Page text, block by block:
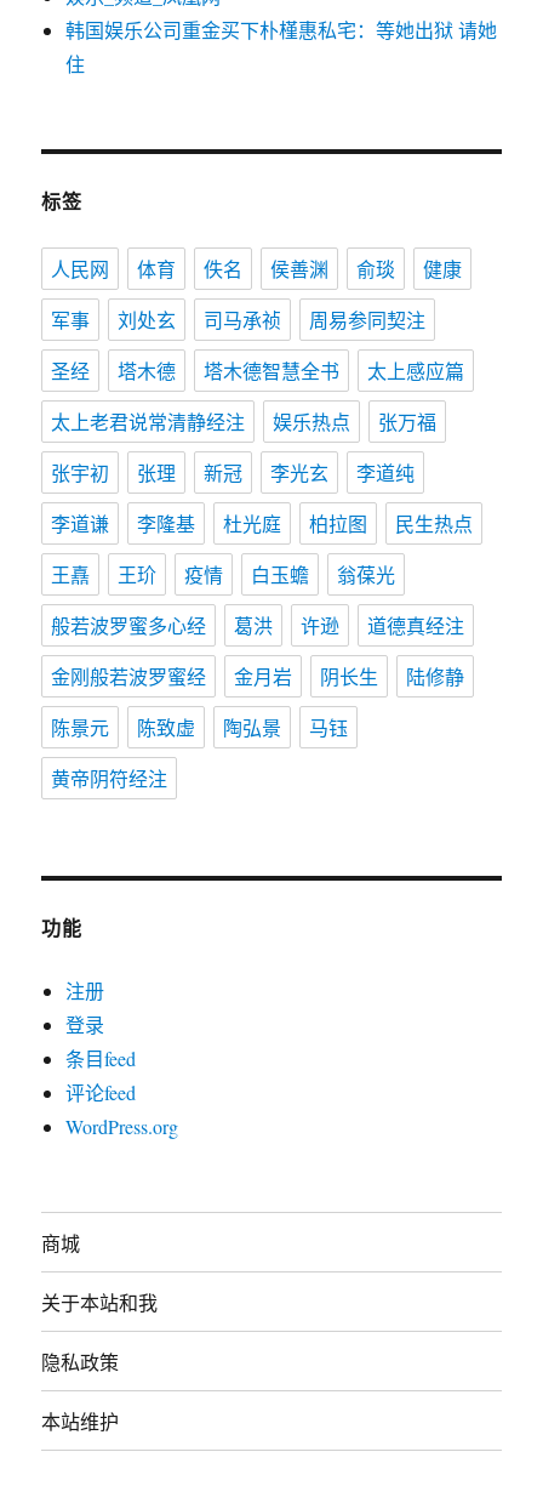
韩国娱乐公司重金买下朴槿惠私宅：等她出狱 请她
住
标签
人民网 体育 佚名 侯善渊 俞琰
健康
军事
刘处玄 司马承祯
周易参同契注
圣经
塔木德 塔木德智慧全书
太上感应篇
太上老君说常清静经注
娱乐热点
张万福
张宇初
张理 新冠 李光玄
李道纯
李道谦
李隆基 杜光庭 柏拉图
民生热点
王嚞
王玠 疫情 白玉蟾
翁葆光
般若波罗蜜多心经
葛洪 许逊
道德真经注
金刚般若波罗蜜经
金月岩 阴长生
陆修静
陈景元
陈致虚 陶弘景
马钰
黄帝阴符经注
功能
注册
登录
条目feed
评论feed
WordPress.org
商城
关于本站和我
隐私政策
本站维护